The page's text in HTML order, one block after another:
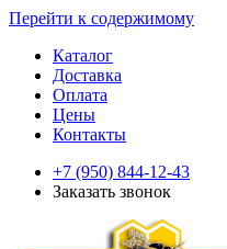
Перейти к содержимому
Каталог
Доставка
Оплата
Цены
Контакты
+7 (950) 844-12-43
Заказать звонок